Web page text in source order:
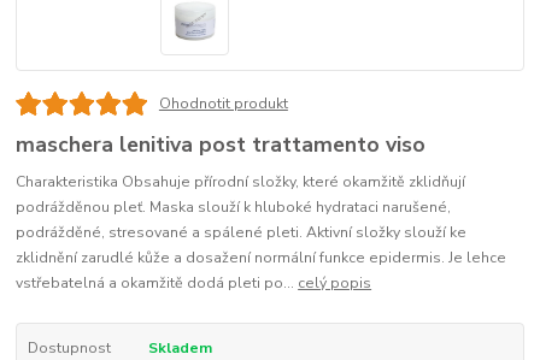
Ohodnotit produkt
maschera lenitiva post trattamento viso
Charakteristika Obsahuje přírodní složky, které okamžitě zklidňují
podrážděnou pleť. Maska slouží k hluboké hydrataci narušené,
podrážděné, stresované a spálené pleti. Aktivní složky slouží ke
zklidnění zarudlé kůže a dosažení normální funkce epidermis. Je lehce
vstřebatelná a okamžitě dodá pleti po... celý popis
Dostupnost Skladem